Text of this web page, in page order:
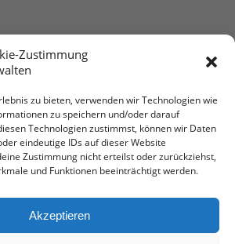
Zustimmung
zu bieten, verwenden wir Technologien wie
zu speichern und/oder darauf
Technologien zustimmst, können wir Daten
eindeutige IDs auf dieser Website
Zustimmung nicht erteilst oder zurückziehst,
und Funktionen beeinträchtigt werden.
Akzeptieren
Mag. Andrea Kromer
kromer.at